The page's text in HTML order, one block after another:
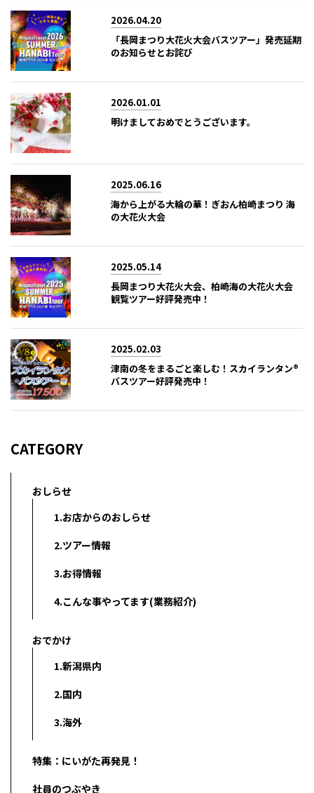
2026.04.20
「長岡まつり大花火大会バスツアー」発売延期
のお知らせとお詫び
2026.01.01
明けましておめでとうございます。
2025.06.16
海から上がる大輪の華！ぎおん柏崎まつり 海
の大花火大会
2025.05.14
長岡まつり大花火大会、柏崎海の大花火大会
観覧ツアー好評発売中！
2025.02.03
津南の冬をまるごと楽しむ！スカイランタン®
バスツアー好評発売中！
CATEGORY
おしらせ
1.お店からのおしらせ
2.ツアー情報
3.お得情報
4.こんな事やってます(業務紹介)
おでかけ
1.新潟県内
2.国内
3.海外
特集：にいがた再発見！
社員のつぶやき